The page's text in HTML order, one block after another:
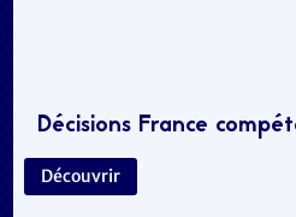
Décisions France
Découvrir